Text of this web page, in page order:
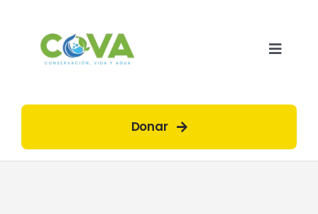
contenido
Toggle
¿Quiénes somos?
Donar